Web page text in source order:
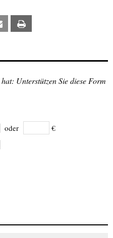
Email
Unterstützen Sie diese Form
oder €